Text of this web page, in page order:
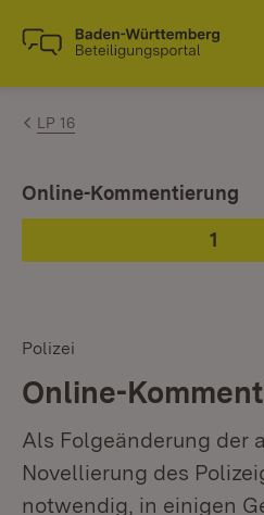
Zum Inhalt springen
Link zur Startseite
LP 16
1
:
Ist ausgewählt.
Online-Kommentierung
Polizei
Online-
Als Folgeänderung der
Novellierung des
notwendig, in einigen